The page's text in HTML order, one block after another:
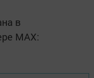
в
MАХ: